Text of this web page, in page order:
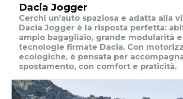
Dacia Jogger
Cerchi un’auto spaziosa e adatta alla
Dacia Jogger è la risposta perfetta:
ampio bagagliaio, grande modularità
tecnologie firmate Dacia. Con
ecologiche, è pensata per
spostamento, con comfort e praticità.